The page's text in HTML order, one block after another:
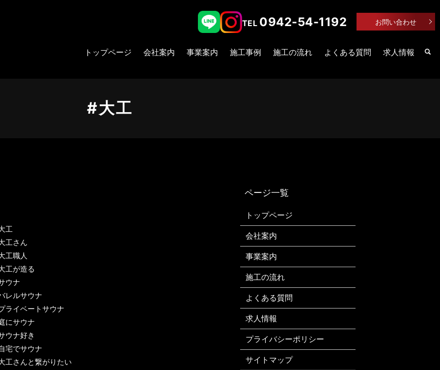
トップページ 会社案内 事業案内 施工事例 施工の流れ よくある質問 求人情報
TEL 0942-54-1192 お問い合わせ
#大工
工
工さん
工職人
工が造る
ウナ
レルサウナ
ライベートサウナ
にサウナ
ウナ好き
宅でサウナ
工さんと繋がりたい
トップページ
会社案内
事業案内
施工の流れ
よくある質問
求人情報
プライバシーポリシー
サイトマップ